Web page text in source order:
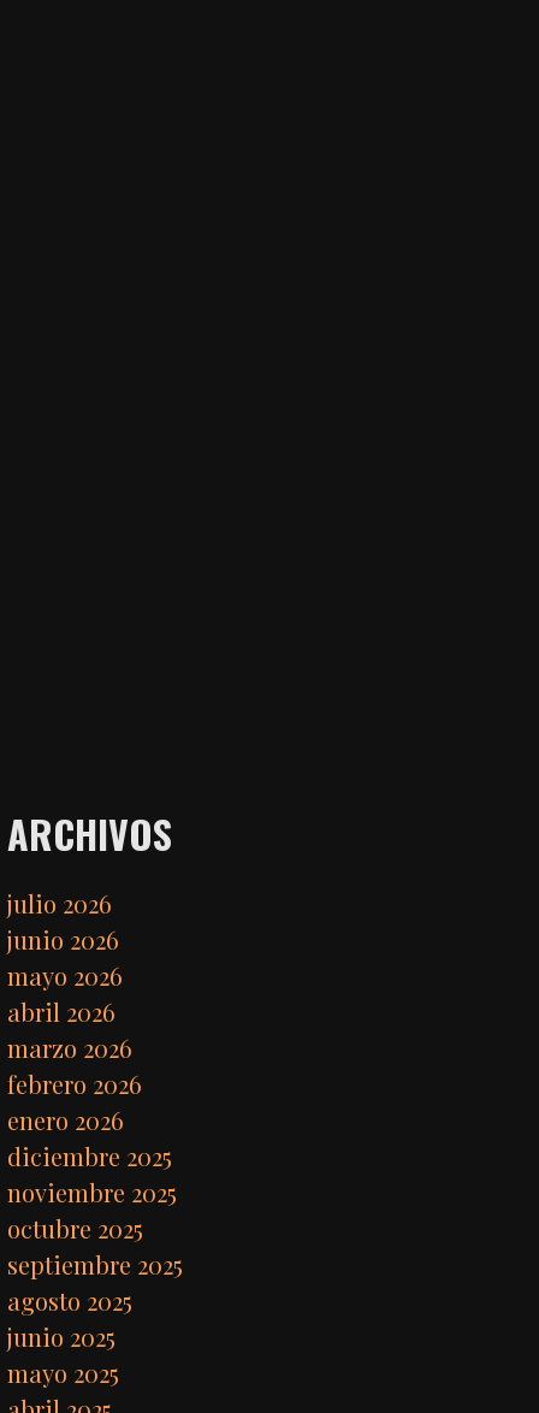
ARCHIVOS
julio 2026
junio 2026
mayo 2026
abril 2026
marzo 2026
febrero 2026
enero 2026
diciembre 2025
noviembre 2025
octubre 2025
septiembre 2025
agosto 2025
junio 2025
mayo 2025